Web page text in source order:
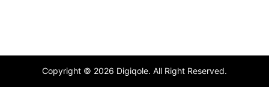
Copyright © 2026 Digiqole. All Right Reserved.